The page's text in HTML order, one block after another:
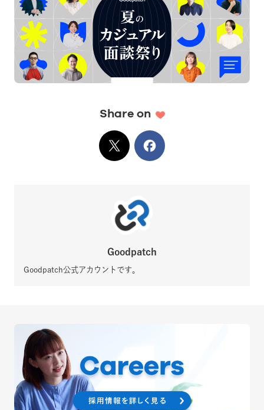
Share on
XでシェアFacebook
Goodpatch
Goodpatch公式アカウントです。